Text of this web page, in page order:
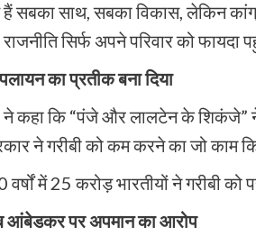
सबका साथ, सबका विकास, लेकिन
सिर्फ अपने परिवार को फायदा
का प्रतीक बना दिया
ने कहा कि “पंजे और लालटेन के शिकंजे”
ने गरीबी को कम करने का जो काम
में 25 करोड़ भारतीयों ने गरीबी को
आंबेडकर पर अपमान का आरोप